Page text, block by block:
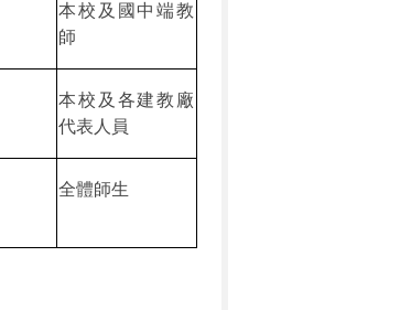
本校及國中端教
師
本校及各建教廠
代表人員
全體師生